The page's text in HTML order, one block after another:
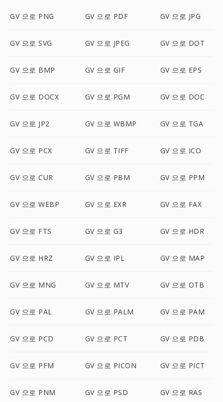
GV 으로 PNG GV 으로 PDF GV 으로 JPG
GV 으로 SVG GV 으로 JPEG GV 으로 DOT
GV 으로 BMP GV 으로 GIF GV 으로 EPS
GV 으로 DOCX GV 으로 PGM GV 으로 DOC
GV 으로 JP2 GV 으로 WBMP GV 으로 TGA
GV 으로 PCX GV 으로 TIFF GV 으로 ICO
GV 으로 CUR GV 으로 PBM GV 으로 PPM
GV 으로 WEBP GV 으로 EXR GV 으로 FAX
GV 으로 FTS GV 으로 G3 GV 으로 HDR
GV 으로 HRZ GV 으로 IPL GV 으로 MAP
GV 으로 MNG GV 으로 MTV GV 으로 OTB
GV 으로 PAL GV 으로 PALM GV 으로 PAM
GV 으로 PCD GV 으로 PCT GV 으로 PDB
GV 으로 PFM GV 으로 PICON GV 으로 PICT
GV 으로 PNM GV 으로 PSD GV 으로 RAS